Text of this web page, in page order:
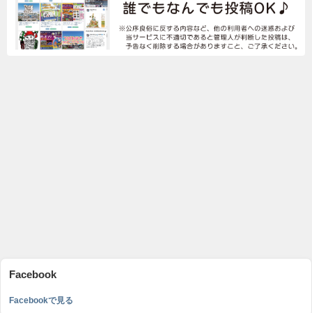
Facebook
Facebookで見る